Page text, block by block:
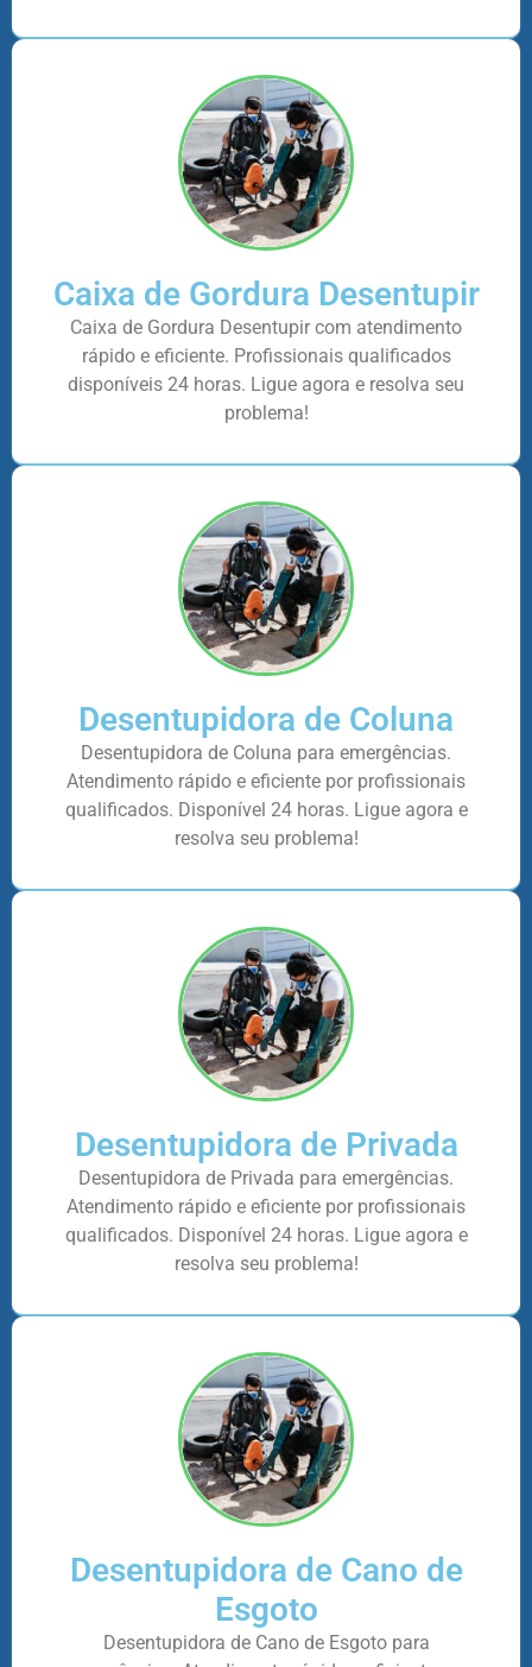
Caixa de Gordura Desentupir
Caixa de Gordura Desentupir com atendimento
rápido e eficiente. Profissionais qualificados
disponíveis 24 horas. Ligue agora e resolva seu
problema!
Desentupidora de Coluna
Desentupidora de Coluna para emergências.
Atendimento rápido e eficiente por profissionais
qualificados. Disponível 24 horas. Ligue agora e
resolva seu problema!
Desentupidora de Privada
Desentupidora de Privada para emergências.
Atendimento rápido e eficiente por profissionais
qualificados. Disponível 24 horas. Ligue agora e
resolva seu problema!
Desentupidora de Cano de
Esgoto
Desentupidora de Cano de Esgoto para